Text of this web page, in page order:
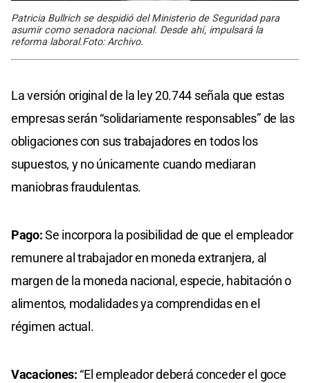
Patricia Bullrich se despidió del Ministerio de Seguridad para
asumir como senadora nacional. Desde ahí, impulsará la
reforma laboral.Foto: Archivo.
La versión original de la ley 20.744 señala que estas
empresas serán “solidariamente responsables” de las
obligaciones con sus trabajadores en todos los
supuestos, y no únicamente cuando mediaran
maniobras fraudulentas.
Pago:Se incorpora la posibilidad de que el empleador
remunere al trabajador en moneda extranjera, al
margen de la moneda nacional, especie, habitación o
alimentos, modalidades ya comprendidas en el
régimen actual.
Vacaciones: “El empleador deberá conceder el goce